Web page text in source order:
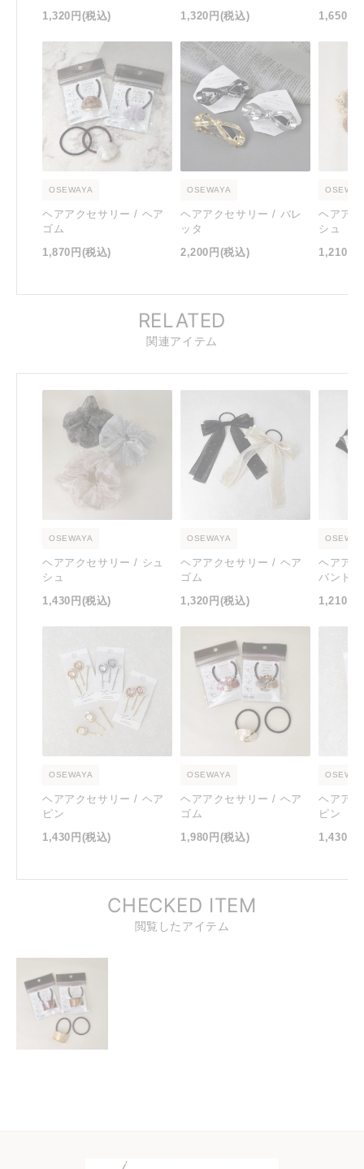
1,320円 (税込)
1,320円 (税込)
1,650円
OSEWAYA
ヘアアクセサリー / ヘア
ゴム
1,870円 (税込)
OSEWAYA
ヘアアクセサリー / バレ
ッタ
2,200円 (税込)
ヘアア
シュ
1,210円
RELATED
関連アイテム
OSEWAYA
ヘアアクセサリー / シュ
シュ
1,430円 (税込)
OSEWAYA
ヘアアクセサリー / ヘア
ゴム
1,320円 (税込)
ヘアア
バンド
1,210円
OSEWAYA
ヘアアクセサリー / ヘア
ピン
1,430円 (税込)
OSEWAYA
ヘアアクセサリー / ヘア
ゴム
1,980円 (税込)
ヘアア
ピン
1,430円
CHECKED ITEM
閲覧したアイテム